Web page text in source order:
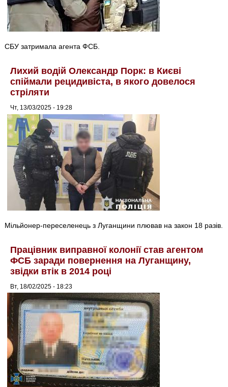
СБУ затримала агента ФСБ.
Лихий водій Олександр Порк: в Києві
спіймали рецидивіста, в якого довелося
стріляти
Чт, 13/03/2025 - 19:28
Мільйонер-переселенець з Луганщини плював на закон 18 разів.
Працівник виправної колонії став агентом
ФСБ заради повернення на Луганщину,
звідки втік в 2014 році
Вт, 18/02/2025 - 18:23